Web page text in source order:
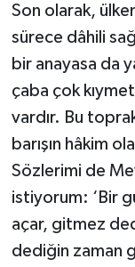
Son olarak,
sürece dâhili
bir anayasa da
çaba çok
vardır. Bu
barışın hâkim
Sözlerimi de
istiyorum: ‘Bir
açar, gitmez
dediğin zaman